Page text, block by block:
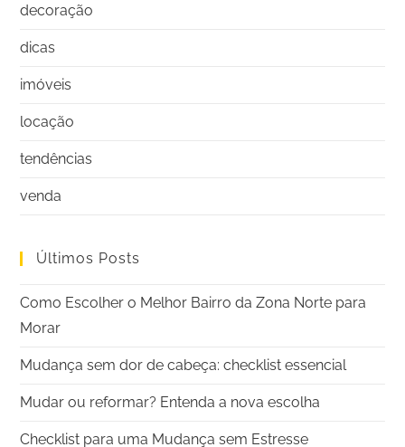
decoração
dicas
imóveis
locação
tendências
venda
Últimos Posts
Como Escolher o Melhor Bairro da Zona Norte para
Morar
Mudança sem dor de cabeça: checklist essencial
Mudar ou reformar? Entenda a nova escolha
Checklist para uma Mudança sem Estresse